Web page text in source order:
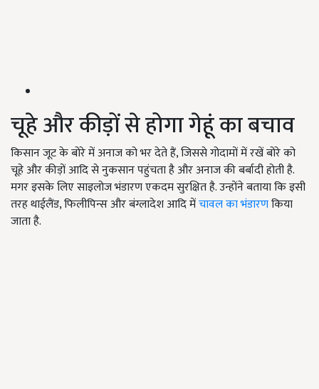
चूहे और कीड़ों से होगा गेहूं का बचाव
किसान जूट के बोरे में अनाज को भर देते हैं, जिससे गोदामों में रखें बोरे को
चूहे और कीड़ों आदि से नुकसान पहुंचता है और अनाज की बर्बादी होती है.
मगर इसके लिए साइलोज भंडारण एकदम सुरक्षित है. उन्होंने बताया कि इसी
तरह थाईलैंड, फिलीपिन्स और बंग्लादेश आदि मेंचावल का भंडारणकिया
जाता है.